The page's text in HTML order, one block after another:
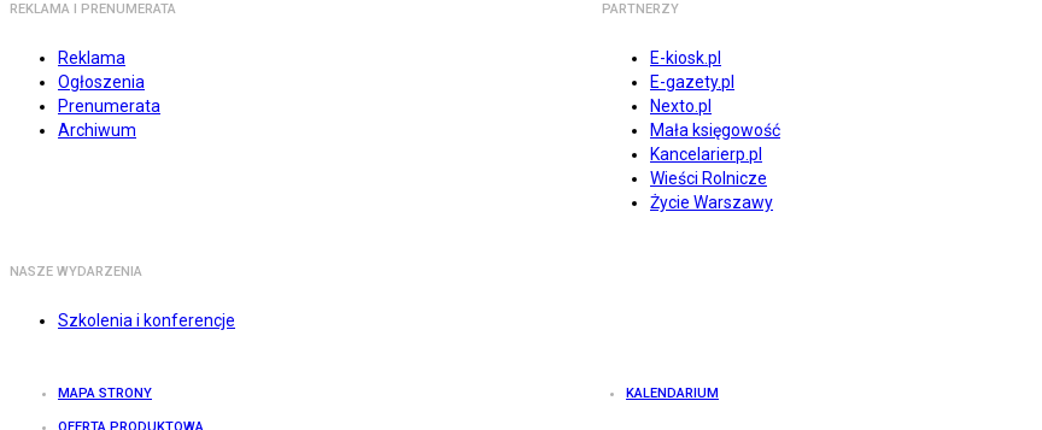
REKLAMA I PRENUMERATA
Reklama
Ogłoszenia
Prenumerata
Archiwum
PARTNERZY
E-kiosk.pl
E-gazety.pl
Nexto.pl
Mała księgowość
Kancelarierp.pl
Wieści Rolnicze
Życie Warszawy
NASZE WYDARZENIA
Szkolenia i konferencje
MAPA STRONY KALENDARIUM